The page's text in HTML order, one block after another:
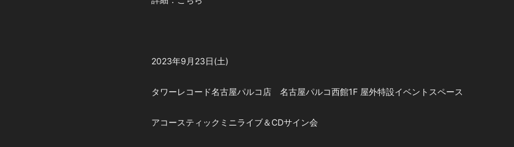
2023年9月23日(土)
タワーレコード名古屋パルコ店 名古屋パルコ西館1F 屋外特設イベントスペース
アコースティックミニライブ＆CDサイン会